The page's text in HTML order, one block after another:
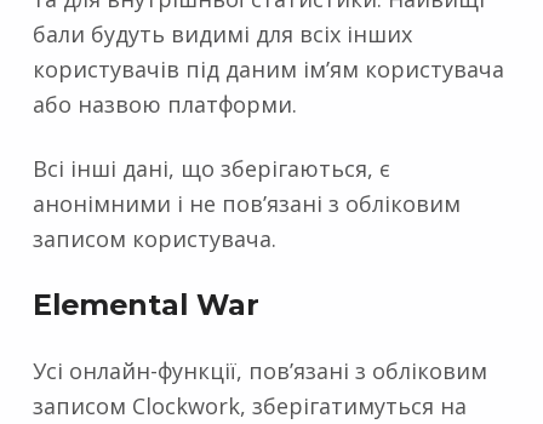
бали будуть видимі для всіх інших
користувачів під даним ім’ям користувача
або назвою платформи.
Всі інші дані, що зберігаються, є
анонімними і не пов’язані з обліковим
записом користувача.
Elemental War
Усі онлайн-функції, пов’язані з обліковим
записом Clockwork, зберігатимуться на